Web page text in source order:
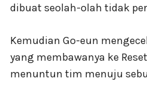
dibuat seolah-olah tidak
Kemudian Go-eun
yang membawanya ke
menuntun tim menuju